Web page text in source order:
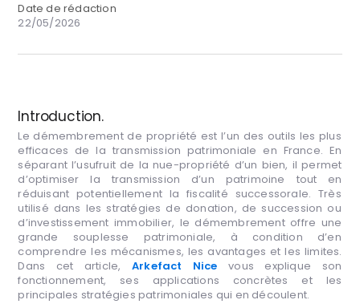
Date de rédaction
22/05/2026
Introduction.
Le démembrement de propriété est l’un des outils les plus
efficaces de la transmission patrimoniale en France. En
séparant l’usufruit de la nue-propriété d’un bien, il permet
d’optimiser la transmission d’un patrimoine tout en
réduisant potentiellement la fiscalité successorale. Très
utilisé dans les stratégies de donation, de succession ou
d’investissement immobilier, le démembrement offre une
grande souplesse patrimoniale, à condition d’en
comprendre les mécanismes, les avantages et les limites.
Dans cet article, Arkefact Nice vous explique son
fonctionnement, ses applications concrètes et les
principales stratégies patrimoniales qui en découlent.